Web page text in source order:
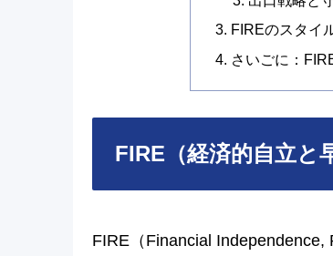
FIREのスタイ
さいごに：
FIRE（経済的自立と
FIRE（Financial